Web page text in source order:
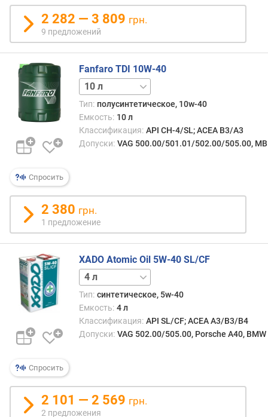
и
х
к
д
е
ш
е
в
м
п
о
т
з
ы
в
а
м
п
о
д
а
е
д
б
а
л
2 282 — 3 809 грн.
9 предложений
Спросить
Fanfaro TDI 10W-40
1 л5 л
Тип: полусинтетическое, 10w-40
Емкость: 10 л
Классификация: API CH-4/SL; ACEA B3/A3
Допуски: VAG 500.00/501.01/502.00/505.00,
2 380 грн.
1 предложение
Спросить
XADO Atomic Oil 5W-40 SL/CF
1 л
Тип: синтетическое, 5w-40
Емкость: 4 л
Классификация: API SL/CF; ACEA A3/B3/B4
Допуски: VAG 502.00/505.00, Porsche A40,
2 101 — 2 569 грн.
2 предложения